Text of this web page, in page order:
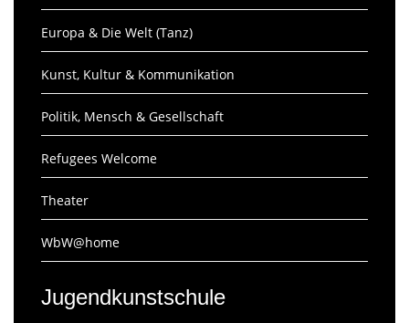
Europa & Die Welt (Tanz)
Kunst, Kultur & Kommunikation
Politik, Mensch & Gesellschaft
Refugees Welcome
Theater
WbW@home
Jugendkunstschule